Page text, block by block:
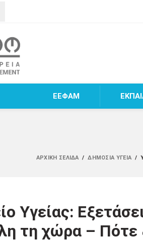
ΕΕΦΑΜ
ΑΡΧΙΚΉ ΣΕΛΊΔΑ / ΔΗΜΌΣΙΑ ΥΓΕΊΑ /
Υγείας:
τη χώρα – Πότε